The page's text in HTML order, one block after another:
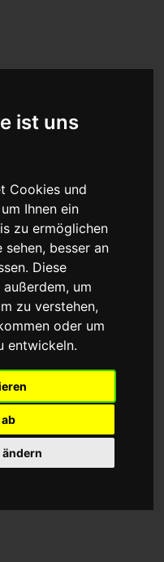
ist uns
Cookies und
Ihnen ein
zu ermöglichen
sehen, besser an
Diese
um
zu verstehen,
oder um
entwickeln.